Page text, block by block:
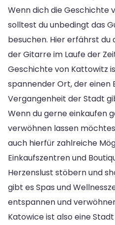
Wenn dich die Geschichte
solltest du unbedingt das
besuchen. Hier erfährst du
der Gitarre im Laufe der
Geschichte von Kattowitz
spannender Ort, der einen
Vergangenheit der Stadt
Wenn du gerne einkaufen
verwöhnen lassen
auch hierfür zahlreiche
Einkaufszentren und
Herzenslust stöbern und
gibt es Spas und
entspannen und
Katowice ist also eine